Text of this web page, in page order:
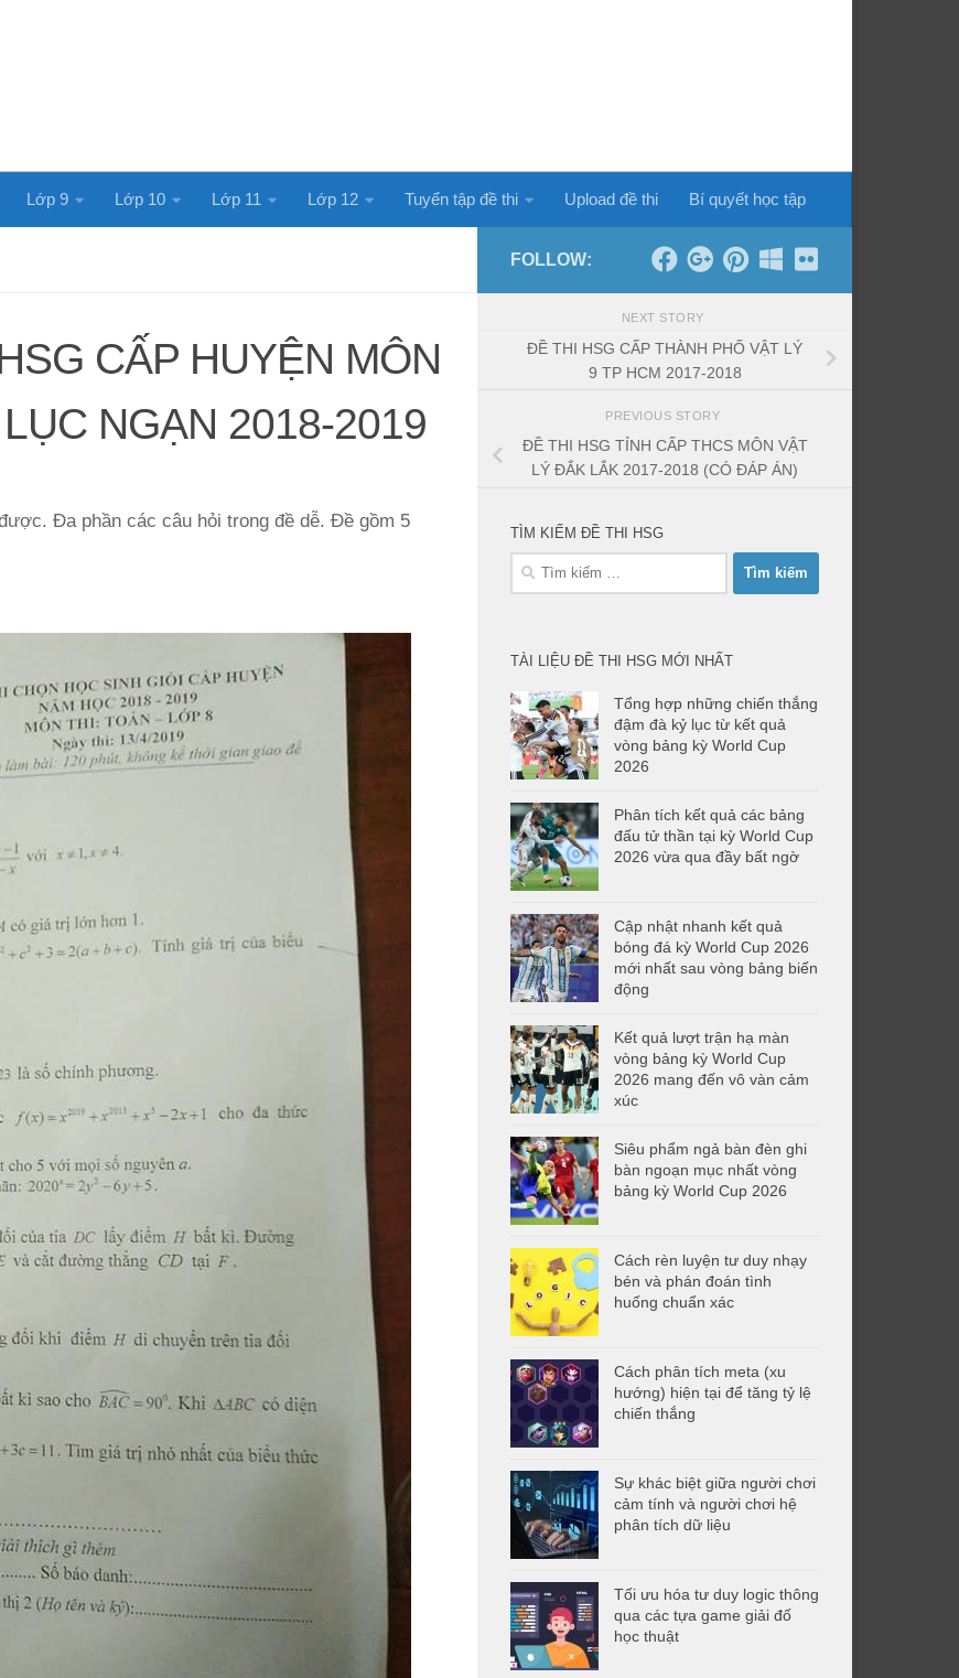
Lớp 9 Lớp 10 Lớp 11 Lớp 12 Tuyển tập đề thi Upload đề thi Bí quyết học tập
CẤP HUYỆN MÔN
NGẠN 2018-2019
Đa phần các câu hỏi trong đề dễ. Đề gồm 5
FOLLOW:
NEXT STORY
ĐỀ THI HSG CẤP THÀNH PHỐ VẬT LÝ
9 TP HCM 2017-2018
PREVIOUS STORY
ĐỀ THI HSG TỈNH CẤP THCS MÔN VẬT
LÝ ĐẮK LẮK 2017-2018 (CÓ ĐÁP ÁN)
TÌM KIẾM ĐỀ THI HSG
Tìm
TÀI LIỆU ĐỀ THI HSG MỚI NHẤT
Tổng hợp những chiến thắng
đậm đà kỷ lục từ kết quả
vòng bảng kỳ World Cup
2026
Phân tích kết quả các bảng
đấu tử thần tại kỳ World Cup
2026 vừa qua đầy bất ngờ
Cập nhật nhanh kết quả
bóng đá kỳ World Cup 2026
mới nhất sau vòng bảng biến
động
Kết quả lượt trận hạ màn
vòng bảng kỳ World Cup
2026 mang đến vô vàn cảm
xúc
Siêu phẩm ngả bàn đèn ghi
bàn ngoạn mục nhất vòng
bảng kỳ World Cup 2026
Cách rèn luyện tư duy nhạy
bén và phán đoán tình
huống chuẩn xác
Cách phân tích meta (xu
hướng) hiện tại để tăng tỷ lệ
chiến thắng
Sự khác biệt giữa người chơi
cảm tính và người chơi hệ
phân tích dữ liệu
Tối ưu hóa tư duy logic thông
qua các tựa game giải đố
học thuật